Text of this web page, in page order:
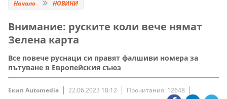
Начало НОВИНИ
Внимание: руските коли вече нямат
Зелена карта
Все повече руснаци си правят фалшиви номера за
пътуване в Европейския съюз
Екип Automedia 22.06.2023 18:12 Прочитания: 12648